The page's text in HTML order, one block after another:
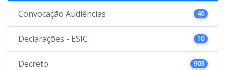
Convocação Audiências 46
Declarações - ESIC 10
Decreto 903